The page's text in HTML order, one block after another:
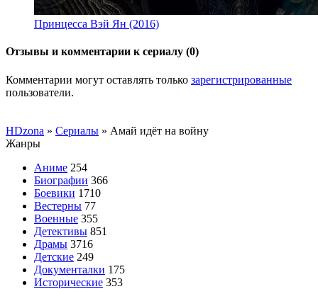
Принцесса Вэй Ян (2016)
Отзывы и комментарии к сериалу (0)
Комментарии могут оставлять только зарегистрированные
пользователи.
HDzona » Сериалы » Амай идёт на войну
Жанры
Аниме 254
Биографии 366
Боевики 1710
Вестерны 77
Военные 355
Детективы 851
Драмы 3716
Детские 249
Документалки 175
Исторические 353